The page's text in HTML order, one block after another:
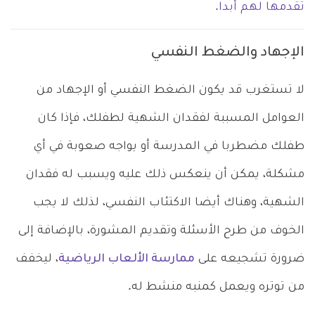
تقدمها لهم أبدا.
الإجهاد والضغط النفسي
لا تستغرب قد يكون الضغط النفسي أو الإجهاد من
العوامل المسببة لفقدان الشهية لطفلك، فإذا كان
طفلك مضطربا في المدرسة أو يواجه صعوبة في أي
مشكلة، يمكن أن ينعكس ذلك عليه ويسبب له فقدان
الشهية، وهناك أيضا الاكتئاب النفسي، لذلك لا يجب
الخوف من طرح الأسئلة وتقديم المشورة، بالإضافة إلى
ضرورة تشجيعه على ممارسة الألعاب الرياضية، ليخفف
من توتره ويعمل كمنبه منشط له.